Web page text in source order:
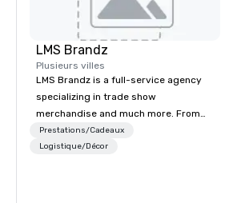
LMS Brandz
Plusieurs villes
LMS Brandz is a full-service agency
specializing in trade show
merchandise and much more. From
booth giveaways and branded apparel
to executive gifting, displays,
Prestations/Cadeaux
Logistique/Décor